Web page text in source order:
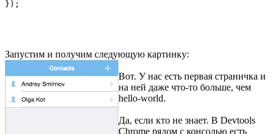
Запустим и получим следующую картинку:
Вот. У нас есть первая страничка и
на ней даже что-то больше, чем
hello-world.
Да, если кто не знает. В Devtools
Chrome рядом с консолью есть